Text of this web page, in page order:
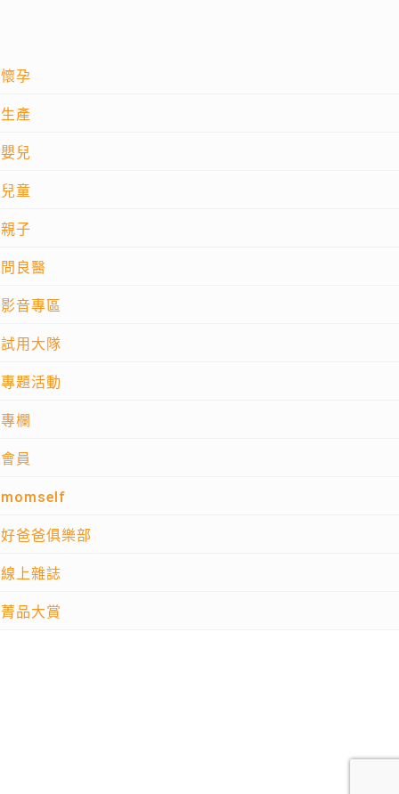
懷孕
生產
嬰兒
兒童
親子
問良醫
影音專區
試用大隊
專題活動
專欄
會員
momself
好爸爸俱樂部
線上雜誌
菁品大賞